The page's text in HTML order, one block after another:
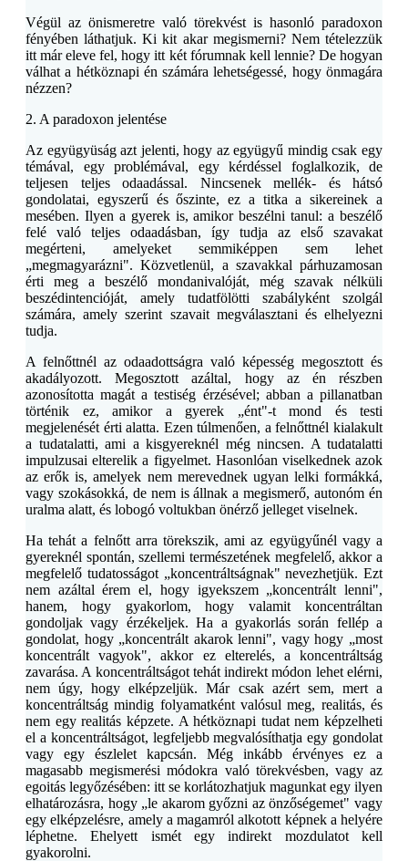
Végül az önismeretre való törekvést is hasonló paradoxon
fényében láthatjuk. Ki kit akar megismerni? Nem tételezzük
itt már eleve fel, hogy itt két fórumnak kell lennie? De hogyan
válhat a hétköznapi én számára lehetségessé, hogy önmagára
nézzen?
2. A paradoxon jelentése
Az együgyüság azt jelenti, hogy az együgyű mindig csak egy
témával, egy problémával, egy kérdéssel foglalkozik, de
teljesen teljes odaadással. Nincsenek mellék- és hátsó
gondolatai, egyszerű és őszinte, ez a titka a sikereinek a
mesében. Ilyen a gyerek is, amikor beszélni tanul: a beszélő
felé való teljes odaadásban, így tudja az első szavakat
megérteni, amelyeket semmiképpen sem lehet
„megmagyarázni". Közvetlenül, a szavakkal párhuzamosan
érti meg a beszélő mondanivalóját, még szavak nélküli
beszédintencióját, amely tudatfölötti szabályként szolgál
számára, amely szerint szavait megválasztani és elhelyezni
tudja.
A felnőttnél az odaadottságra való képesség megosztott és
akadályozott. Megosztott azáltal, hogy az én részben
azonosította magát a testiség érzésével; abban a pillanatban
történik ez, amikor a gyerek „ént"-t mond és testi
megjelenését érti alatta. Ezen túlmenően, a felnőttnél kialakult
a tudatalatti, ami a kisgyereknél még nincsen. A tudatalatti
impulzusai elterelik a figyelmet. Hasonlóan viselkednek azok
az erők is, amelyek nem merevednek ugyan lelki formákká,
vagy szokásokká, de nem is állnak a megismerő, autonóm én
uralma alatt, és lobogó voltukban önérző jelleget viselnek.
Ha tehát a felnőtt arra törekszik, ami az együgyűnél vagy a
gyereknél spontán, szellemi természetének megfelelő, akkor a
megfelelő tudatosságot „koncentráltságnak" nevezhetjük. Ezt
nem azáltal érem el, hogy igyekszem „koncentrált lenni",
hanem, hogy gyakorlom, hogy valamit koncentráltan
gondoljak vagy érzékeljek. Ha a gyakorlás során fellép a
gondolat, hogy „koncentrált akarok lenni", vagy hogy „most
koncentrált vagyok", akkor ez elterelés, a koncentráltság
zavarása. A koncentráltságot tehát indirekt módon lehet elérni,
nem úgy, hogy elképzeljük. Már csak azért sem, mert a
koncentráltság mindig folyamatként valósul meg, realitás, és
nem egy realitás képzete. A hétköznapi tudat nem képzelheti
el a koncentráltságot, legfeljebb megvalósíthatja egy gondolat
vagy egy észlelet kapcsán. Még inkább érvényes ez a
magasabb megismerési módokra való törekvésben, vagy az
egoitás legyőzésében: itt se korlátozhatjuk magunkat egy ilyen
elhatározásra, hogy „le akarom győzni az önzőségemet" vagy
egy elképzelésre, amely a magamról alkotott képnek a helyére
léphetne. Ehelyett ismét egy indirekt mozdulatot kell
gyakorolni.